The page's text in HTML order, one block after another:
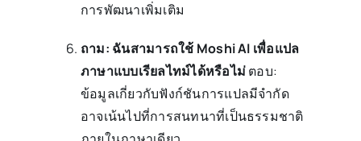
การพัฒนาเพิ่มเติม
ถาม: ฉันสามารถใช้ Moshi AI เพื่อแปล
ภาษาแบบเรียลไทม์ได้หรือไม่ตอบ:
ข้อมูลเกี่ยวกับฟังก์ชันการแปลมีจำกัด
อาจเน้นไปที่การสนทนาที่เป็นธรรมชาติ